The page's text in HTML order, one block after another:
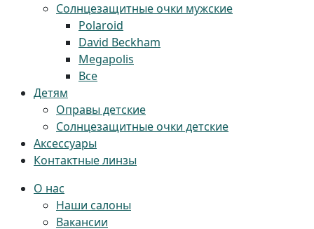
Солнцезащитные очки мужские
Polaroid
David Beckham
Megapolis
Все
Детям
Оправы детские
Солнцезащитные очки детские
Аксессуары
Контактные линзы
О нас
Наши салоны
Вакансии